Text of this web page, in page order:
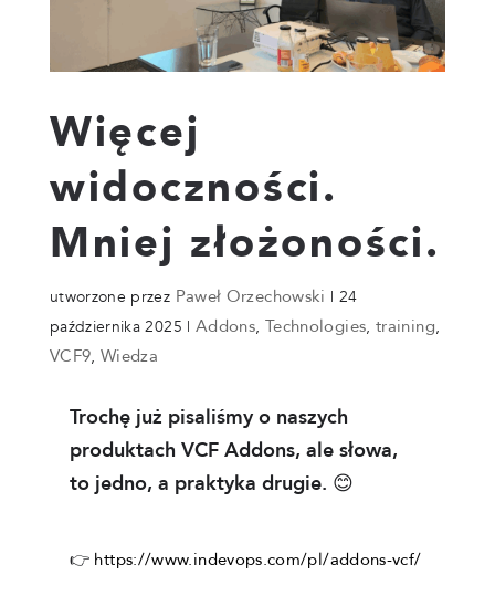
Więcej
widoczności.
Mniej złożoności.
utworzone przez Paweł Orzechowski | 24
października 2025 |Addons, Technologies, training,
VCF9, Wiedza
Trochę już pisaliśmy o naszych
produktach VCF Addons, ale słowa,
to jedno, a praktyka drugie. 😊
👉 https://www.indevops.com/pl/addons-vcf/